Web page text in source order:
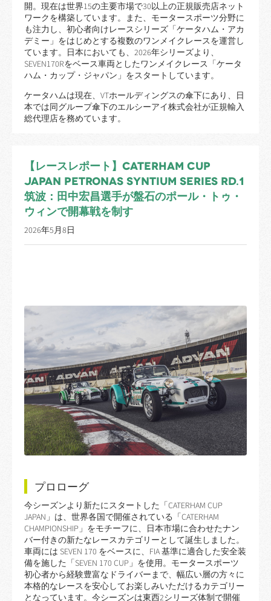
開。現在は世界15の主要市場で30以上の正規販売店ネット
ワークを構築しています。また、モータースポーツ分野に
も注力し、初心者向けレースシリーズ「ケータハム・アカ
デミー」をはじめとする複数のワンメイクレースを運営し
ています。日本においても、2026年シリーズより、
SEVEN170Rをベース車両としたワンメイクレース「ケータ
ハム・カップ・ジャパン」をスタートしています。
ケータハムは現在、VTホールディングスの傘下にあり、日
本では同グループ傘下のエルシーアイ株式会社が正規輸入
総代理店を務めています。
【レースレポート】CATERHAM CUP
JAPAN PETRONAS SYNTIUM SERIES RD.1
筑波：田中宏昌選手が盤石のポール・トゥ・
ウィンで開幕戦を制す
2026年5月8日
プロローグ
今シーズンより新たにスタートした「CATERHAM CUP
JAPAN」は、世界各国で開催されている「CATERHAM
CHAMPIONSHIP」をモチーフに、日本市場に合わせたナン
バー付きの新たなレースカテゴリーとして誕生しました。
車両には SEVEN 170 をベースに、FIA 基準に適合した安全装
備を施した「SEVEN 170 CUP」を使用。モータースポーツ
初心者から経験豊富なドライバーまで、幅広い層の方々に
本格的なレースを安心してお楽しみいただけるカテゴリー
となっています。今シーズンは東西2シリーズ体制で開催